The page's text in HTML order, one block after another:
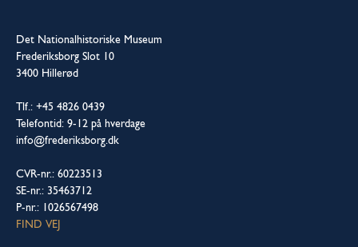
Det Nationalhistoriske Museum
Frederiksborg Slot 10
3400 Hillerød
Tlf.: +45 4826 0439
Telefontid: 9-12 på hverdage
info@frederiksborg.dk
CVR-nr.: 60223513
SE-nr.: 35463712
P-nr.: 1026567498
FIND VEJ